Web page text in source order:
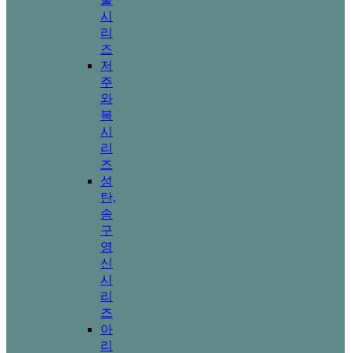
시
리
즈
저
주
와
복
시
리
즈
성
탄,
송
구
영
신
시
리
즈
아
리